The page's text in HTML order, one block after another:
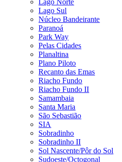
Lago Norte
Lago Sul
Núcleo Bandeirante
Paranoá
Park Way
Pelas Cidades
Planaltina
Plano Piloto
Recanto das Emas
Riacho Fundo
Riacho Fundo II
Samambaia
Santa Maria
São Sebastião
SIA
Sobradinho
Sobradinho II
Sol Nascente/Pôr do Sol
Sudoeste/Octogonal